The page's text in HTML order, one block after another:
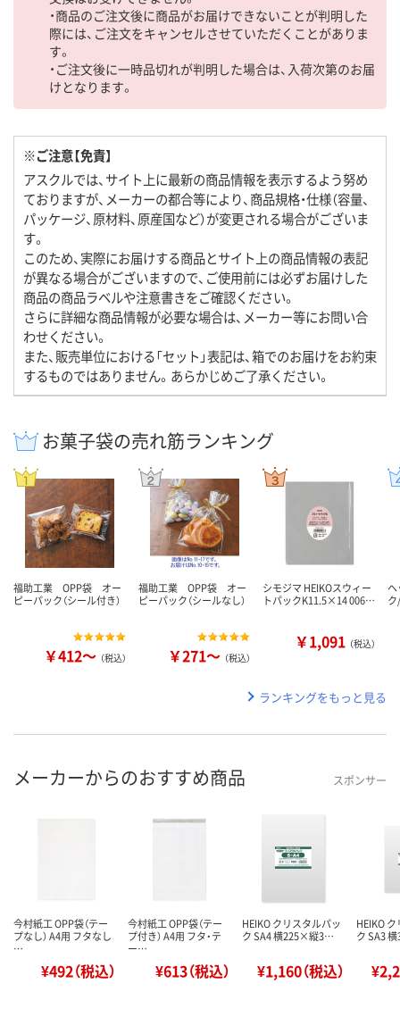
・商品のご注文後に商品がお届けできないことが判明した
際には、ご注文をキャンセルさせていただくことがありま
す。
・ご注文後に一時品切れが判明した場合は、入荷次第のお届
けとなります。
※ご注意【免責】
アスクルでは、サイト上に最新の商品情報を表示するよう努め
ておりますが、メーカーの都合等により、商品規格・仕様（容量、
パッケージ、原材料、原産国など）が変更される場合がございま
す。
このため、実際にお届けする商品とサイト上の商品情報の表記
が異なる場合がございますので、ご使用前には必ずお届けした
商品の商品ラベルや注意書きをご確認ください。
さらに詳細な商品情報が必要な場合は、メーカー等にお問い合
わせください。
また、販売単位における「セット」表記は、箱でのお届けをお約束
するものではありません。あらかじめご了承ください。
お菓子袋の売れ筋ランキング
福助工業 OPP袋 オー
ピーパック（シール付き）
￥412～ （税込）
福助工業 OPP袋 オー
ピーパック（シールなし）
￥271～ （税込）
シモジマ HEIKOスウィー
トパックK11.5×14 006…
￥1,091 （税込）
ランキングをもっと見る
メーカーからのおすすめ商品 スポンサー
今村紙工 OPP袋（テー
プなし） A4用 フタなし
…
¥492（税込）
今村紙工 OPP袋（テー
プ付き） A4用 フタ・テ
ー…
¥613（税込）
HEIKO クリスタルパッ
ク SA4 横225×縦3…
¥1,160（税込）
HEIKO
ク SA3